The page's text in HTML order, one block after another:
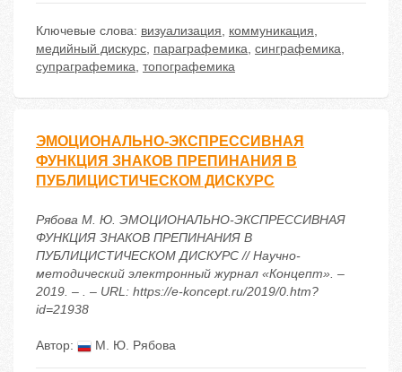
Ключевые слова: визуализация, коммуникация,
медийный дискурс, параграфемика, синграфемика,
супраграфемика, топографемика
ЭМОЦИОНАЛЬНО-ЭКСПРЕССИВНАЯ
ФУНКЦИЯ ЗНАКОВ ПРЕПИНАНИЯ В
ПУБЛИЦИСТИЧЕСКОМ ДИСКУРС
Рябова М. Ю. ЭМОЦИОНАЛЬНО-ЭКСПРЕССИВНАЯ
ФУНКЦИЯ ЗНАКОВ ПРЕПИНАНИЯ В
ПУБЛИЦИСТИЧЕСКОМ ДИСКУРС // Научно-
методический электронный журнал «Концепт». –
2019. – . – URL: https://e-koncept.ru/2019/0.htm?
id=21938
Автор: М. Ю. Рябова